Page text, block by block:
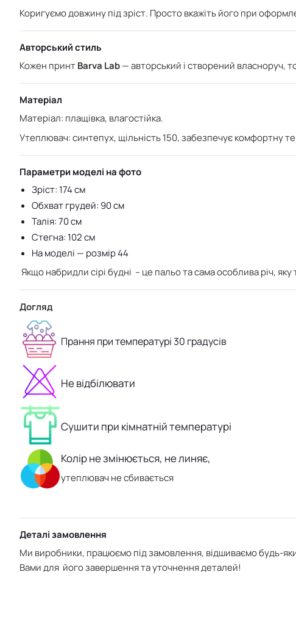
Коригуємо довжину під зріст. Просто вкажіть його при
Авторський стиль
Кожен принтBarva Lab— авторський і створений власноруч,
Матеріал
Матеріал: плащівка, влагостійка.
Утеплювач: синтепух, щільність 150, забезпечує комфортну
Параметри моделі на фото
Зріст: 174 см
Обхват грудей: 90 см
Талія: 70 см
Стегна: 102 см
На моделі — розмір 44
Якщо набридли сірі будні – це пальо та сама особлива річ,
Догляд
Прання при температурі 30 градусів
Не відбілювати
Сушити при кімнатній температурі
Колір не змінюється, не линяє,
утеплювач не сбивається
Деталі замовлення
Ми виробники, працюємо під замовлення, відшиваємо будь-
Вами для його завершення та уточнення деталей!